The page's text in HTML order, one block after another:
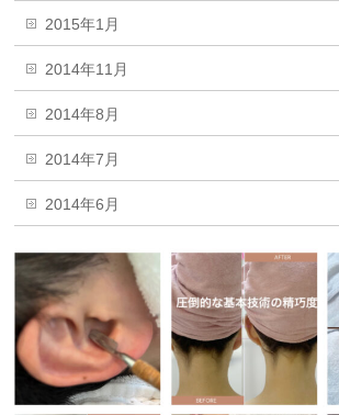
2015年1月
2014年11月
2014年8月
2014年7月
2014年6月